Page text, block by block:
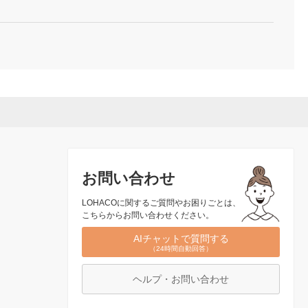
お問い合わせ
LOHACOに関するご質問やお困りごとは、
こちらからお問い合わせください。
AIチャットで質問する
（24時間自動回答）
ヘルプ・お問い合わせ